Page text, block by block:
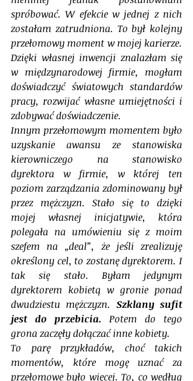
spróbować. W efekcie w jednej z nich
zostałam zatrudniona. To był kolejny
przełomowy moment w mojej karierze.
Dzięki własnej inwencji znalazłam się
w międzynarodowej firmie, mogłam
doświadczyć światowych standardów
pracy, rozwijać własne umiejętności i
zdobywać doświadczenie.
Innym przełomowym momentem było
uzyskanie awansu ze stanowiska
kierowniczego na stanowisko
dyrektora w firmie, w której ten
poziom zarządzania zdominowany był
przez mężczyzn. Stało się to dzięki
mojej własnej inicjatywie, która
polegała na umówieniu się z moim
szefem na „deal”, że jeśli zrealizuję
określony cel, to zostanę dyrektorem. I
tak się stało. Byłam jedynym
dyrektorem kobietą w gronie ponad
dwudziestu mężczyzn. Szklany sufit
jest do przebicia. Potem do tego
grona zaczęły dołączać inne kobiety.
To parę przykładów, choć takich
momentów, które mogę uznać za
przełomowe było więcej. To, co według